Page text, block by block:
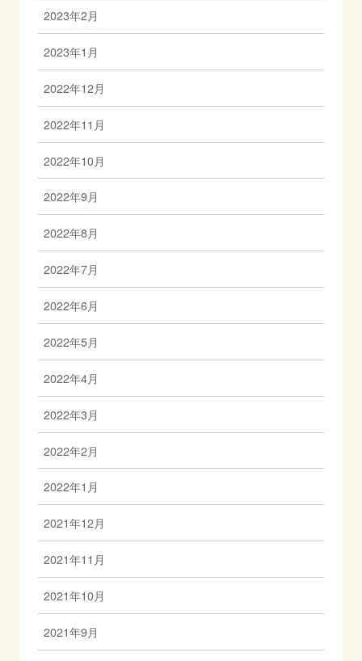
2023年2月
2023年1月
2022年12月
2022年11月
2022年10月
2022年9月
2022年8月
2022年7月
2022年6月
2022年5月
2022年4月
2022年3月
2022年2月
2022年1月
2021年12月
2021年11月
2021年10月
2021年9月